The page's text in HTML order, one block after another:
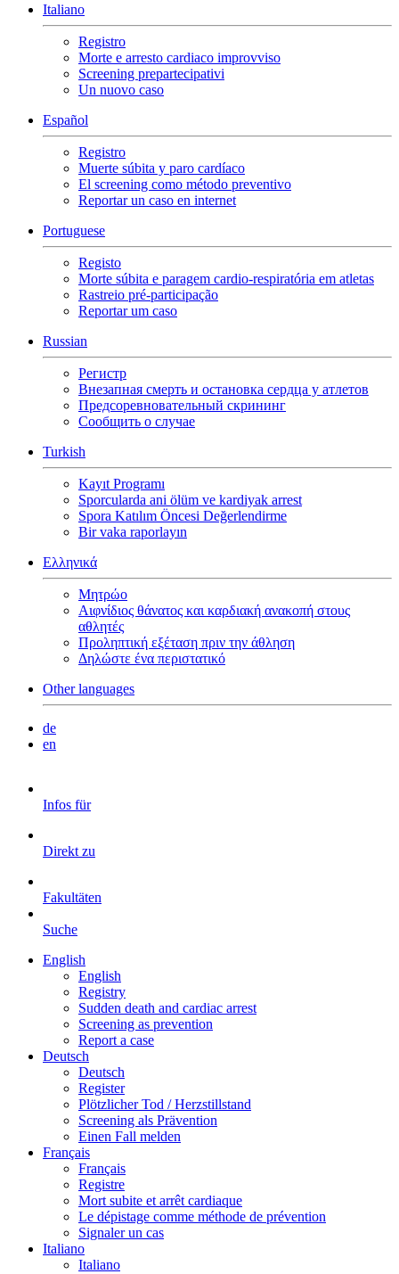
Italiano
Registro
Morte e arresto cardiaco improvviso
Screening prepartecipativi
Un nuovo caso
Español
Registro
Muerte súbita y paro cardíaco
El screening como método preventivo
Reportar un caso en internet
Portuguese
Registo
Morte súbita e paragem cardio-respiratória em atletas
Rastreio pré-participação
Reportar um caso
Russian
Регистр
Внезапная смерть и остановка сердца у атлетов
Предсоревновательный скрининг
Сообщить о случае
Turkish
Kayıt Programı
Sporcularda ani ölüm ve kardiyak arrest
Spora Katılım Öncesi Değerlendirme
Bir vaka raporlayın
Ελληνικά
Μητρώο
Αιφνίδιος θάνατος και καρδιακή ανακοπή στους
αθλητές
Προληπτική εξέταση πριν την άθληση
Δηλώστε ένα περιστατικό
Other languages
de
en
Infos für
Direkt zu
Fakultäten
Suche
English
English
Registry
Sudden death and cardiac arrest
Screening as prevention
Report a case
Deutsch
Deutsch
Register
Plötzlicher Tod / Herzstillstand
Screening als Prävention
Einen Fall melden
Français
Français
Registre
Mort subite et arrêt cardiaque
Le dépistage comme méthode de prévention
Signaler un cas
Italiano
Italiano